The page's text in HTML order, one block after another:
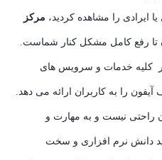
ایرادی را مشاهده کردید، مرکز
تا رفع کامل مشکل کنار شماست.
در کلیه خدمات و سرویس های
را به کاربران ارائه می دهد.
راحتی نیست و به مهارت و
دانش نرم افزاری و سخت